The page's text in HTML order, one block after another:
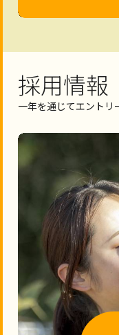
採用情報
一年を通じてエントリ